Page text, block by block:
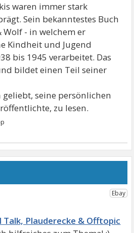
waren immer stark
Sein bekanntestes Buch
- in welchem er
Kindheit und Jugend
bis 1945 verarbeitet. Das
bildet einen Teil seiner
geliebt, seine persönlichen
zu lesen.
Talk, Plauderecke & Offtopic